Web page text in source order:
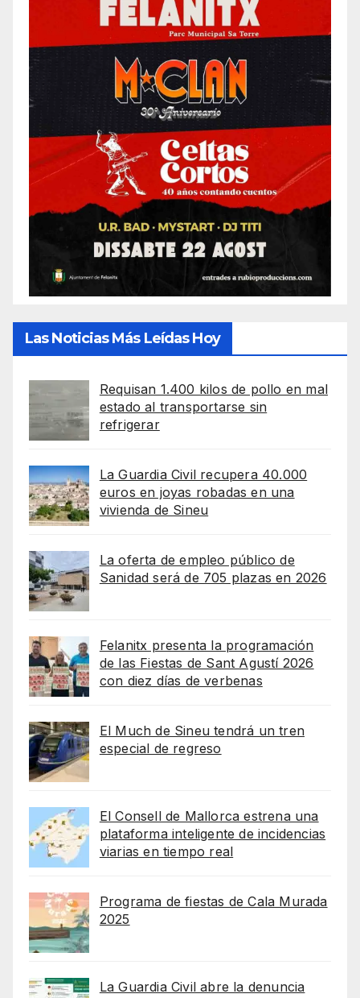
Las Noticias Más Leídas Hoy
Requisan 1.400 kilos de pollo en mal
estado al transportarse sin
refrigerar
La Guardia Civil recupera 40.000
euros en joyas robadas en una
vivienda de Sineu
La oferta de empleo público de
Sanidad será de 705 plazas en 2026
Felanitx presenta la programación
de las Fiestas de Sant Agustí 2026
con diez días de verbenas
El Much de Sineu tendrá un tren
especial de regreso
El Consell de Mallorca estrena una
plataforma inteligente de incidencias
viarias en tiempo real
Programa de fiestas de Cala Murada
2025
La Guardia Civil abre la denuncia